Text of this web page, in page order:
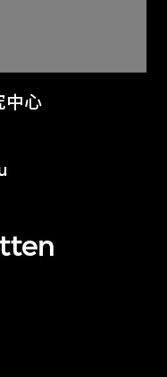
中心
一世紀視覺